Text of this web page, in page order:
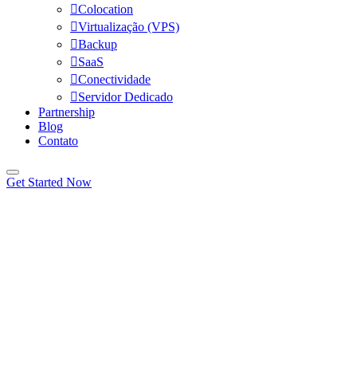
Colocation
Virtualização (VPS)
Backup
SaaS
Conectividade
Servidor Dedicado
Partnership
Blog
Contato
Get Started Now